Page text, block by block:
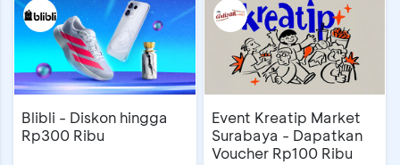
Blibli - Diskon hingga
Rp300 Ribu
Event Kreatip Market
Surabaya - Dapatkan
Voucher Rp100 Ribu